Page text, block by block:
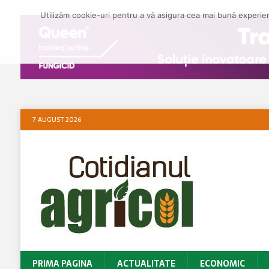
7 AUGUST 2026
PRIMA PAGINA ACTUALITATE ECONOMIC
Utilizăm cookie-uri pentru a vă asigura cea mai bună